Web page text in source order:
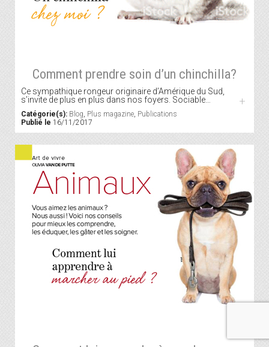
Comment prendre soin d’un chinchilla?
Ce sympathique rongeur originaire d’Amérique du Sud,
s’invite de plus en plus dans nos foyers. Sociable…
+
Catégorie(s): Blog, Plus magazine, Publications
Publié le 16/11/2017